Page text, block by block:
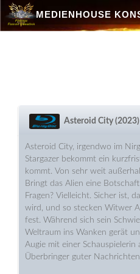
MEDIENHOUSE
Asteroid City (2023)
Asteroid City, irgendwo im
Stargazer bekommt ein
kommt. Von sehr weit
Bringt das Alien eine
Fragen? Vielleicht. Sicher ist,
wird, und so stecken Witwer
fest. Während sich sein
Weltraum ins Wanken gerät
Augie mit einer
Überbringer guter Nachrichten